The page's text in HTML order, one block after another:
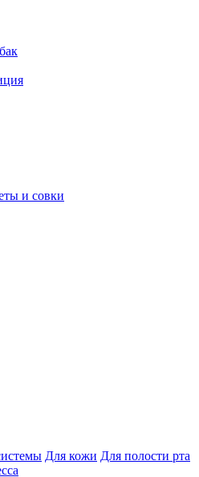
и совки
Для кожи Для полости рта